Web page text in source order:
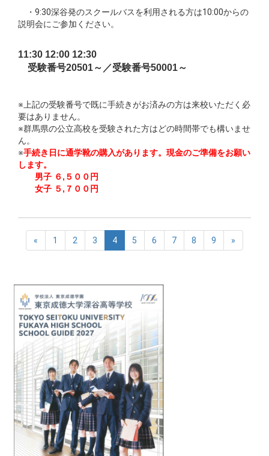
・9:30深谷発のスクールバスを利用される方は10:00からの
説明会にご参加ください。
11:30 12:00 12:30
受験番号20501～／受験番号50001～
※上記の受験番号で既に手続きがお済みの方は来校いただく必
要はありません。
※群馬県の公立高校を受験された方はどの時間帯でも構いませ
ん。
※手続き日に通学靴の購入があります。現金のご準備をお願い
します。
男子 ６,５００円
女子 ５,７００円
« 1 2 3 4 5 6 7 8 9 »